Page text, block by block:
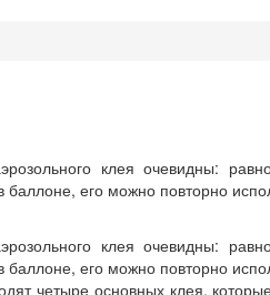
клея очевидны:
баллоне, его можно повторно
клея очевидны:
баллоне, его можно повторно
четыре основных клея,